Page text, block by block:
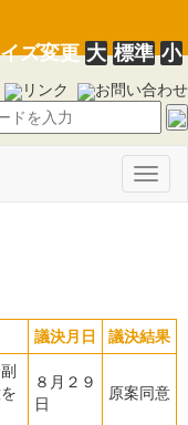
ズ変更大 標準 小
リンク お問い合わせ
議決月日 議決結果
８月２９
日
原案同意